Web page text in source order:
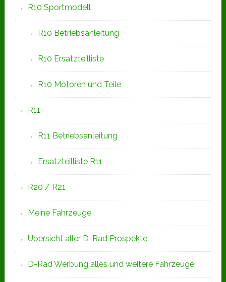
R10 Sportmodell
R10 Betriebsanleitung
R10 Ersatzteilliste
R10 Motoren und Teile
R11
R11 Betriebsanleitung
Ersatzteilliste R11
R20 / R21
Meine Fahrzeuge
Übersicht aller D-Rad Prospekte
D-Rad Werbung alles und weitere Fahrzeuge